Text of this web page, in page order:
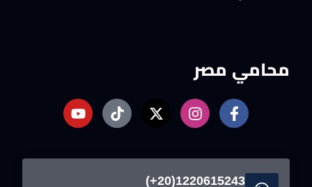
محامي مصر
1220615243(20+)